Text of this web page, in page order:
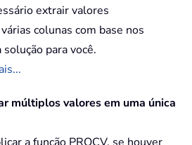
extrair valores
colunas com base nos
para você.
múltiplos valores em uma única